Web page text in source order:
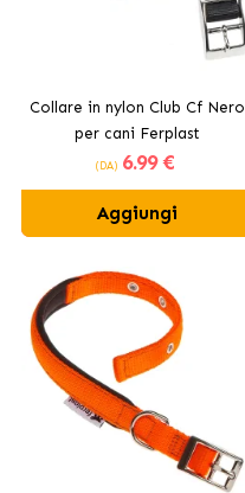
Collare in nylon Club Cf Nero
per cani Ferplast
(DA) 6.99 €
Aggiungi